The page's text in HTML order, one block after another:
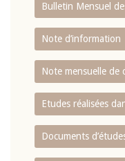
Bulletin Mensuel
Note d’information
Note mensuelle de
Etudes réalisées
Documents